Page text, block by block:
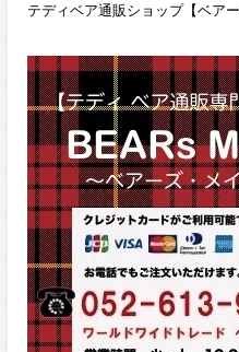
テディベア通販ショップ【ベア